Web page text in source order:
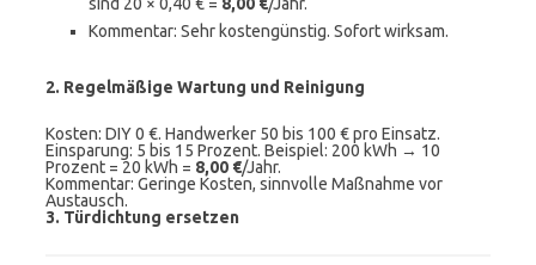
Kommentar: Sehr kostengünstig. Sofort wirksam.
2. Regelmäßige Wartung und Reinigung
Kosten: DIY 0 €. Handwerker 50 bis 100 € pro Einsatz.
Einsparung: 5 bis 15 Prozent. Beispiel: 200 kWh → 10
Prozent = 20 kWh = 8,00 €/Jahr.
Kommentar: Geringe Kosten, sinnvolle Maßnahme vor
Austausch.
3. Türdichtung ersetzen